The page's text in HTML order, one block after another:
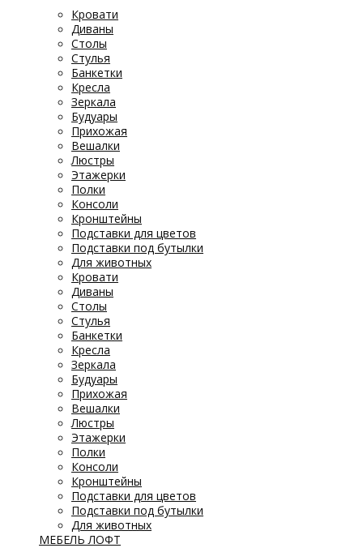
Кровати
Диваны
Столы
Стулья
Банкетки
Кресла
Зеркала
Будуары
Прихожая
Вешалки
Люстры
Этажерки
Полки
Консоли
Кронштейны
Подставки для цветов
Подставки под бутылки
Для животных
Кровати
Диваны
Столы
Стулья
Банкетки
Кресла
Зеркала
Будуары
Прихожая
Вешалки
Люстры
Этажерки
Полки
Консоли
Кронштейны
Подставки для цветов
Подставки под бутылки
Для животных
МЕБЕЛЬ ЛОФТ